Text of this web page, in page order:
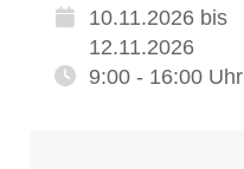
10.11.2026 bis
12.11.2026
9:00 - 16:00 Uhr